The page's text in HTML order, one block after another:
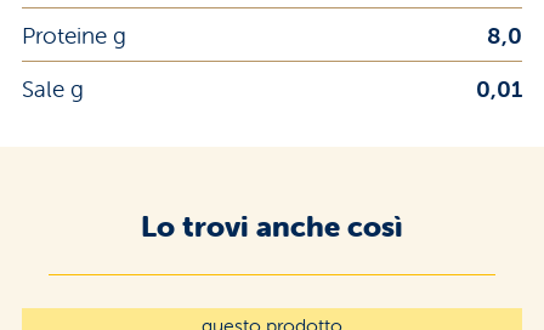
Proteine g
8,0
Sale g
0,01
Lo trovi anche così
questo prodotto